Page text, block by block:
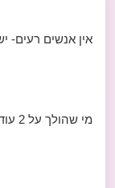
אין אנשים רעים-
מי שהולך על 2 עוד יחזור על 4!